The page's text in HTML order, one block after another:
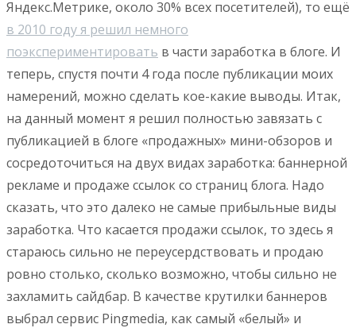
Яндекс.Метрике, около 30% всех посетителей), то ещё
в 2010 году я решил немного
поэкспериментировать в части заработка в блоге. И
теперь, спустя почти 4 года после публикации моих
намерений, можно сделать кое-какие выводы. Итак,
на данный момент я решил полностью завязать с
публикацией в блоге «продажных» мини-обзоров и
сосредоточиться на двух видах заработка: баннерной
рекламе и продаже ссылок со страниц блога. Надо
сказать, что это далеко не самые прибыльные виды
заработка. Что касается продажи ссылок, то здесь я
стараюсь сильно не переусердствовать и продаю
ровно столько, сколько возможно, чтобы сильно не
захламить сайдбар. В качестве крутилки баннеров
выбрал сервис Pingmedia, как самый «белый» и